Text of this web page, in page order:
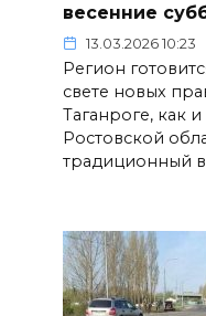
весенние
13.03.2026 10:23
Регион
свете новых
Таганроге, как
Ростовской
традиционный